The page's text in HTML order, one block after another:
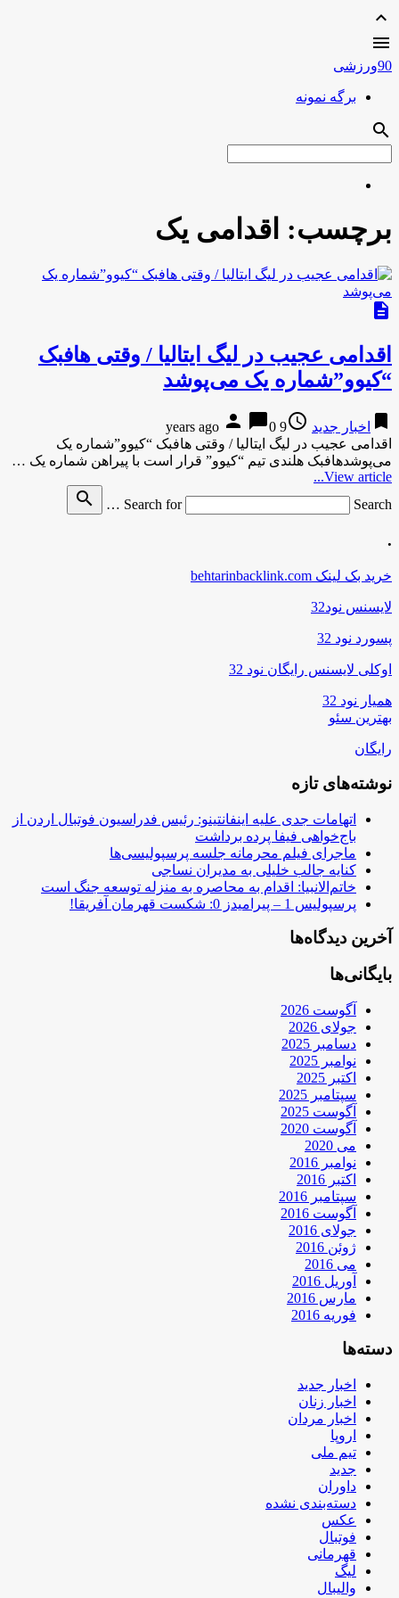
expand_less

90ورزشی
برگه نمونه
search
برچسب: اقدامی یک
description
اقدامی عجیب در لیگ ایتالیا / وقتی هافبک
“کیوو”شماره یک می‌پوشد
bookmark اخبار جدید access_time
9 years ago
person chat_bubble0
اقدامی عجیب در لیگ ایتالیا / وقتی هافبک “کیوو”شماره یک
می‌پوشدهافبک هلندی تیم “کیوو” قرار است با پیراهن شماره یک …
View article...
Search for
Search …
search
.
خرید بک لینک behtarinbacklink.com
لایسنس نود32
پسورد نود 32
اوکلی لایسنس رایگان نود 32
همیار نود 32
بهترین سئو
رایگان
نوشته‌های تازه
اتهامات جدی علیه اینفانتینو: رئیس فدراسیون فوتبال اردن از
باج‌خواهی فیفا پرده برداشت
ماجرای فیلم محرمانه جلسه پرسپولیسی‌ها
کنایه جالب خلیلی به مدیران نساجی
خاتم‌الانبیا: اقدام به محاصره به منزله توسعه جنگ است
پرسپولیس 1 – پیرامیدز 0: شکست قهرمان آفریقا!
آخرین دیدگاه‌ها
بایگانی‌ها
آگوست 2026
جولای 2026
دسامبر 2025
نوامبر 2025
اکتبر 2025
سپتامبر 2025
آگوست 2025
آگوست 2020
می 2020
نوامبر 2016
اکتبر 2016
سپتامبر 2016
آگوست 2016
جولای 2016
ژوئن 2016
می 2016
آوریل 2016
مارس 2016
فوریه 2016
دسته‌ها
اخبار جدید
اخبار زنان
اخبار مردان
اروپا
تیم ملی
جدید
داوران
دسته‌بندی نشده
عکس
فوتبال
قهرمانی
لیگ
والیبال